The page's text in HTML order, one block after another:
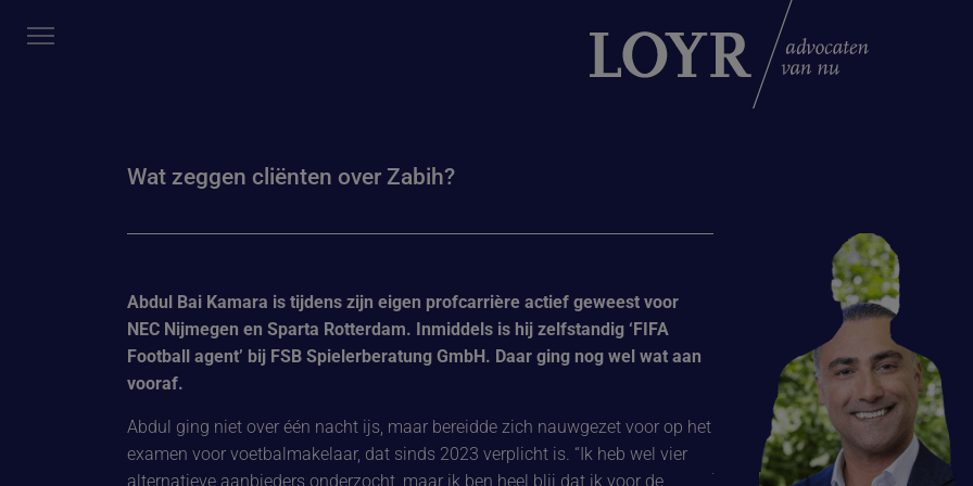
Wat zeggen cliënten over Zabih?
Abdul Bai Kamara is tijdens zijn eigen profcarrière actief geweest voor
NEC Nijmegen en Sparta Rotterdam. Inmiddels is hij zelfstandig ‘FIFA
Football agent’ bij FSB Spielerberatung GmbH. Daar ging nog wel wat aan
vooraf.
Abdul ging niet over één nacht ijs, maar bereidde zich nauwgezet voor op het
examen voor voetbalmakelaar, dat sinds 2023 verplicht is. “Ik heb wel vier
alternatieve aanbieders onderzocht, maar ik ben heel blij dat ik voor de
“Zabih adviseert ons bedrijf over
het voorbereiden en reviseren van
Hij is geen typische advocaat in
benadering heeft en altijd
hem waardeer is zijn stiptheid,
communicatie. Met andere
je krijgt soms het gevoel dat ze